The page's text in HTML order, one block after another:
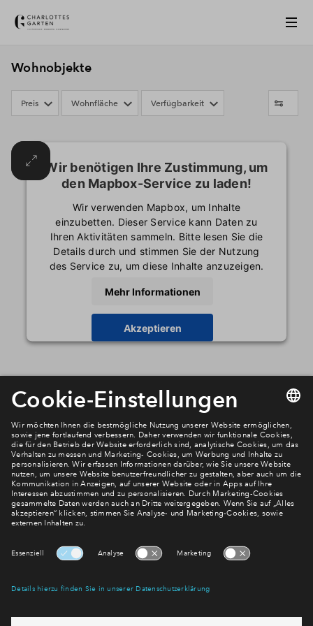
Wohnobjekte
Preis Wohnfläche Verfügbarkeit
4Immobilientypen
1 verfügbar
1-Zimmer-Wohnung
Charlottes Garten / Altbau
2-Zimmer-Wohnung
Wir benötigen Ihre Zustimmung, um
den Mapbox-Service zu laden!
Wir verwenden Mapbox, um Inhalte
einzubetten. Dieser Service kann Daten zu
Ihren Aktivitäten sammeln. Bitte lesen Sie die
Details durch und stimmen Sie der Nutzung
des Service zu, um diese Inhalte anzuzeigen.
Mehr Informationen
Akzeptieren